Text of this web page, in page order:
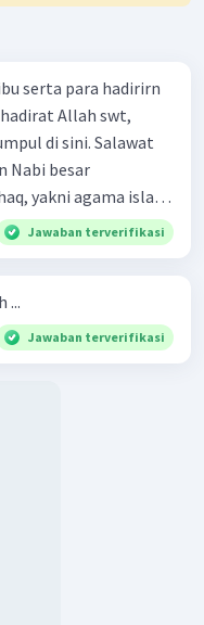
serta para hadirirn
Allah swt,
di sini. Salawat
Nabi besar
yakni agama islam,
ke dalam
sekalian yang
luas. Karena
tolong-menolong,
Jawaban terverifikasi
...
Jawaban terverifikasi